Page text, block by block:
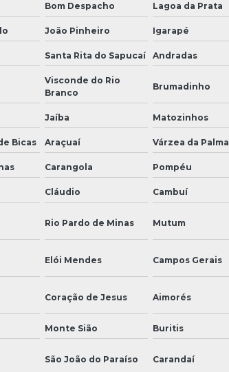
Bom Despacho Lagoa da Prata
João Pinheiro Igarapé
Santa Rita do Sapucaí Andradas
Visconde do Rio
Branco
Brumadinho
Jaíba Matozinhos
Bicas Araçuaí Várzea da Palma
Carangola Pompéu
Cláudio Cambuí
Rio Pardo de Minas Mutum
Elói Mendes Campos Gerais
Coração de Jesus Aimorés
Monte Sião Buritis
São João do Paraíso Carandaí